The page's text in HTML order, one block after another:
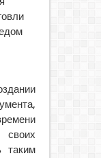
своих
таким